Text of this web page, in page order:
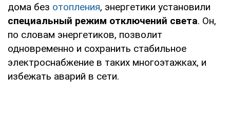
дома без отопления, энергетики установили
специальный режим отключений света. Он,
по словам энергетиков, позволит
одновременно и сохранить стабильное
электроснабжение в таких многоэтажках, и
избежать аварий в сети.